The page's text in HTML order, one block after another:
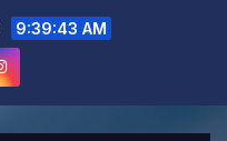
9:39:45 AM